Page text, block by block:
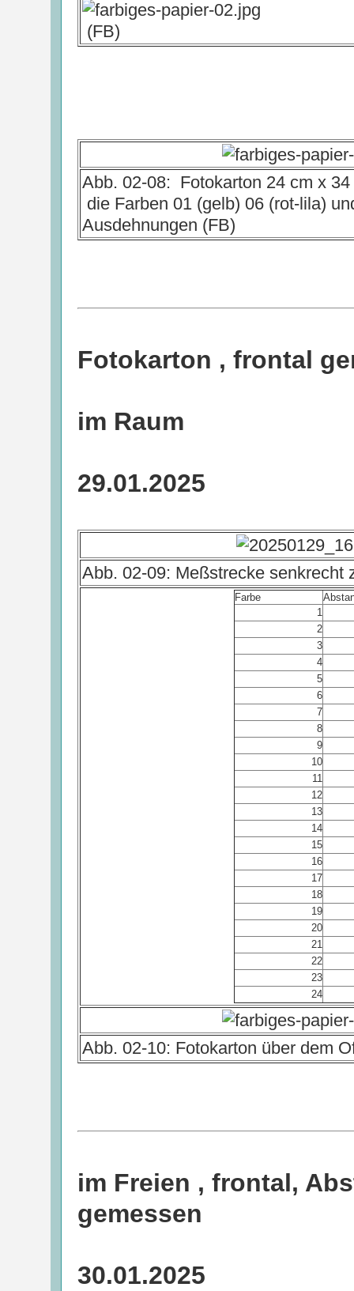
(FB)
Abb. 02-08: Fotokarton 24 cm x 34
die Farben 01 (gelb) 06 (rot-lila)
Ausdehnungen (FB)
Fotokarton , frontal
im Raum
29.01.2025
Abb. 02-09: Meßstrecke senkrecht
Farbe
1
2
3
4
5
6
7
8
9
10
11
12
13
14
15
16
17
18
19
20
21
22
23
24
Abb. 02-10: Fotokarton über dem
im Freien , frontal,
gemessen
30.01.2025